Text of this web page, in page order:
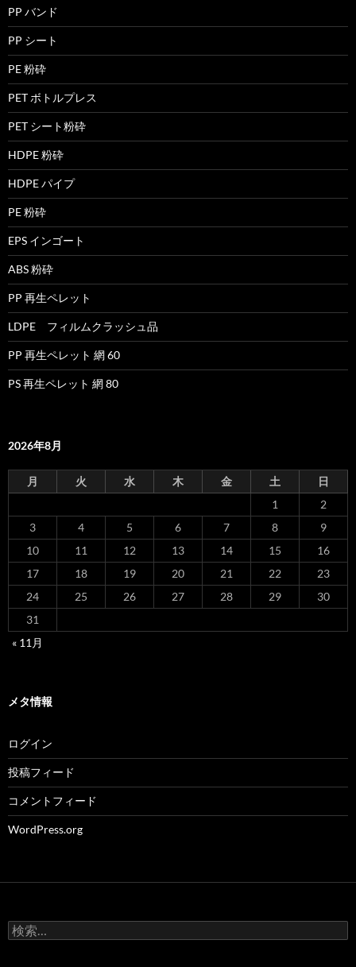
PP バンド
PP シート
PE 粉砕
PET ボトルプレス
PET シート粉砕
HDPE 粉砕
HDPE パイプ
PE 粉砕
EPS インゴート
ABS 粉砕
PP 再生ペレット
LDPE フィルムクラッシュ品
PP 再生ペレット 網 60
PS 再生ペレット 網 80
2026年8月
月 火 水 木 金 土
日
1
2
3
4 5 6 7 8
9
10
11 12 13 14 15
16
17
18 19 20 21 22
23
24
25 26 27 28 29
30
31
« 11月
メタ情報
ログイン
投稿フィード
コメントフィード
WordPress.org
検
索: